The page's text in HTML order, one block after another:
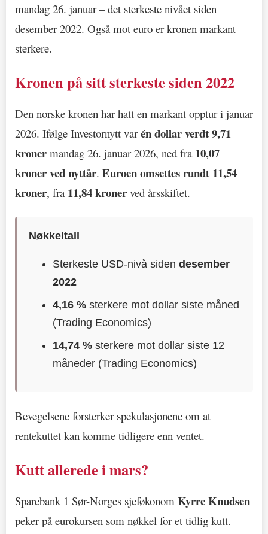
mandag 26. januar – det sterkeste nivået siden
desember 2022. Også mot euro er kronen markant
sterkere.
Kronen på sitt sterkeste siden 2022
Den norske kronen har hatt en markant opptur i januar
2026. Ifølge Investornytt varén dollar verdt 9,71
kroner mandag 26. januar 2026, ned fra 10,07
kroner ved nyttår. Euroen omsettes rundt 11,54
kroner, fra 11,84 kroner ved årsskiftet.
Nøkkeltall
Sterkeste USD-nivå sidendesember
2022
4,16 % sterkere mot dollar siste måned
(Trading Economics)
14,74 % sterkere mot dollar siste 12
måneder (Trading Economics)
Bevegelsene forsterker spekulasjonene om at
rentekuttet kan komme tidligere enn ventet.
Kutt allerede i mars?
Sparebank 1 Sør-Norges sjeføkonom Kyrre Knudsen
peker på eurokursen som nøkkel for et tidlig kutt.